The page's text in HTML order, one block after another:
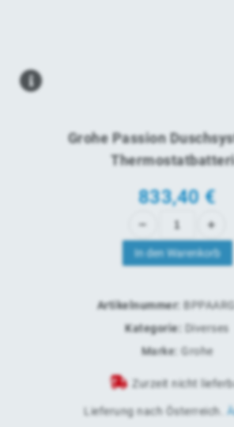
Grohe Passion
833,40€
In den Warenkorb
Artikelnummer:
Kategorie:
Diverses
Marke:
Grohe
Zurzeit nicht
Lieferung nach Österreich